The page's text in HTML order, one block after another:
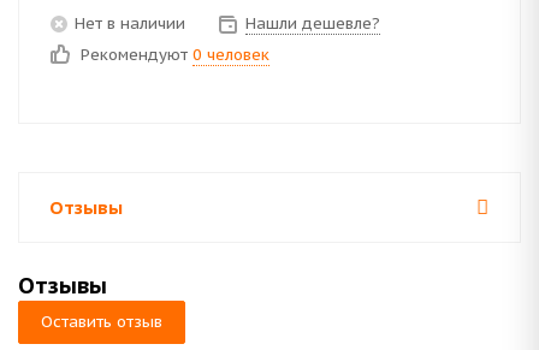
Нет в наличии
Нашли дешевле?
Рекомендуют 0 человек
Отзывы
Отзывы
Оставить отзыв